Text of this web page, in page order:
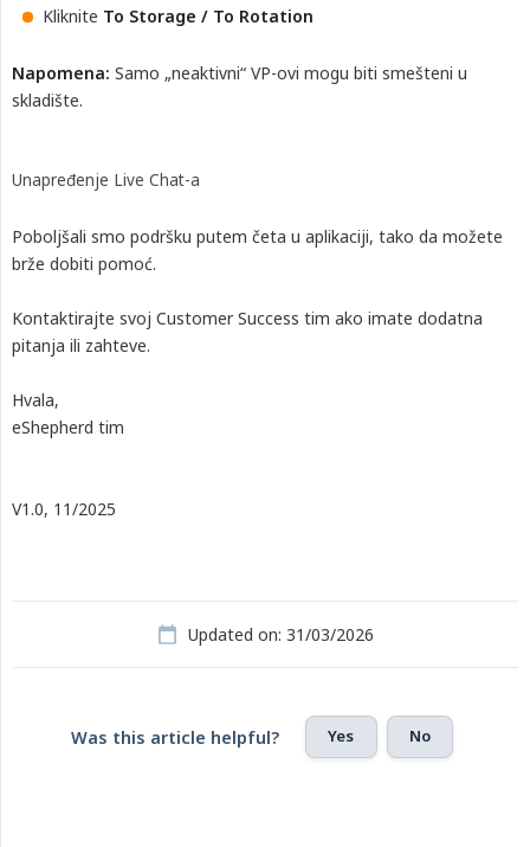
Kliknite To Storage / To Rotation
Napomena: Samo „neaktivni“ VP-ovi mogu biti smešteni u
skladište.
Unapređenje Live Chat-a
Poboljšali smo podršku putem četa u aplikaciji, tako da možete
brže dobiti pomoć.
Kontaktirajte svoj Customer Success tim ako imate dodatna
pitanja ili zahteve.
Hvala,
eShepherd tim
V1.0, 11/2025
Updated on: 31/03/2026
Was this article helpful? Yes No